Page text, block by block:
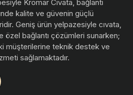
Kromar Cıvata, bağlantı
kalite ve güvenin güçlü
Geniş ürün yelpazesiyle cıvata,
özel bağlantı çözümleri sunarken;
müşterilerine teknik destek ve
sağlamaktadır.